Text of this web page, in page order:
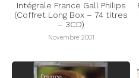
Intégrale France Gall Philips
(Coffret Long Box – 74 titres
– 3CD)
Novembre 2001